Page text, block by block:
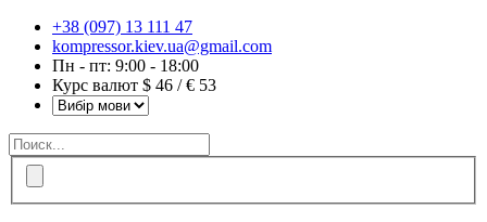
+38 (097) 13 111 47
kompressor.kiev.ua@gmail.com
Пн - пт: 9:00 - 18:00
Курс валют $ 46 / € 53